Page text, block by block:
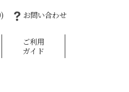
お問い合わせ
ご利用
ガイド